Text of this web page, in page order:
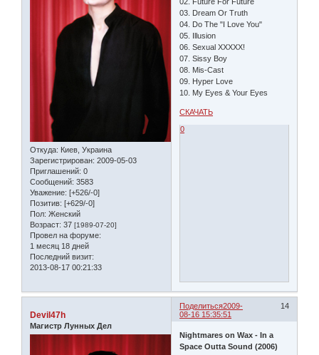
Откуда: Киев, Украина
Зарегистрирован: 2009-05-03
Приглашений: 0
Сообщений: 3583
Уважение: [+526/-0]
Позитив: [+629/-0]
Пол: Женский
Возраст: 37 [1989-07-20]
Провел на форуме:
1 месяц 18 дней
Последний визит:
2013-08-17 00:21:33
03. Dream Or Truth
04. Do The "I Love You"
05. Illusion
06. Sexual XXXXX!
07. Sissy Boy
08. Mis-Cast
09. Hyper Love
10. My Eyes & Your Eyes
СКАЧАТЬ
0
Поделиться 14
2009-
08-16 15:35:51
Devil47h
Магистр Лунных Дел
Nightmares on Wax - In a
Space Outta Sound (2006)